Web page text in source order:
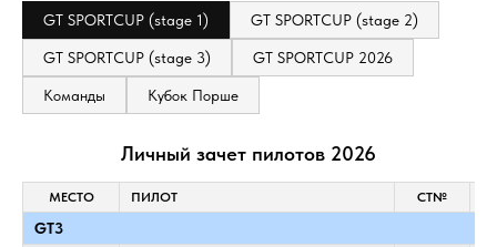
GT SPORTCUP (stage 1) GT SPORTCUP (stage 2)
GT SPORTCUP (stage 3) GT SPORTCUP 2026
Команды Кубок Порше
Личный зачет пилотов 2026
МЕСТО ПИЛОТ СТ№
GT3